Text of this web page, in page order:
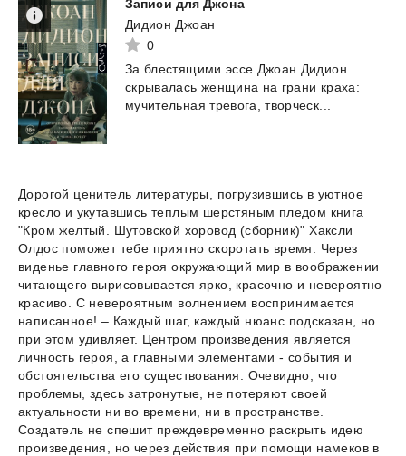
Записи для Джона
Дидион Джоан
0
За блестящими эссе Джоан Дидион
скрывалась женщина на грани краха:
мучительная тревога, творческ...
Дорогой ценитель литературы, погрузившись в уютное
кресло и укутавшись теплым шерстяным пледом книга
"Кром желтый. Шутовской хоровод (сборник)" Хаксли
Олдос поможет тебе приятно скоротать время. Через
виденье главного героя окружающий мир в воображении
читающего вырисовывается ярко, красочно и невероятно
красиво. С невероятным волнением воспринимается
написанное! – Каждый шаг, каждый нюанс подсказан, но
при этом удивляет. Центром произведения является
личность героя, а главными элементами - события и
обстоятельства его существования. Очевидно, что
проблемы, здесь затронутые, не потеряют своей
актуальности ни во времени, ни в пространстве.
Создатель не спешит преждевременно раскрыть идею
произведения, но через действия при помощи намеков в